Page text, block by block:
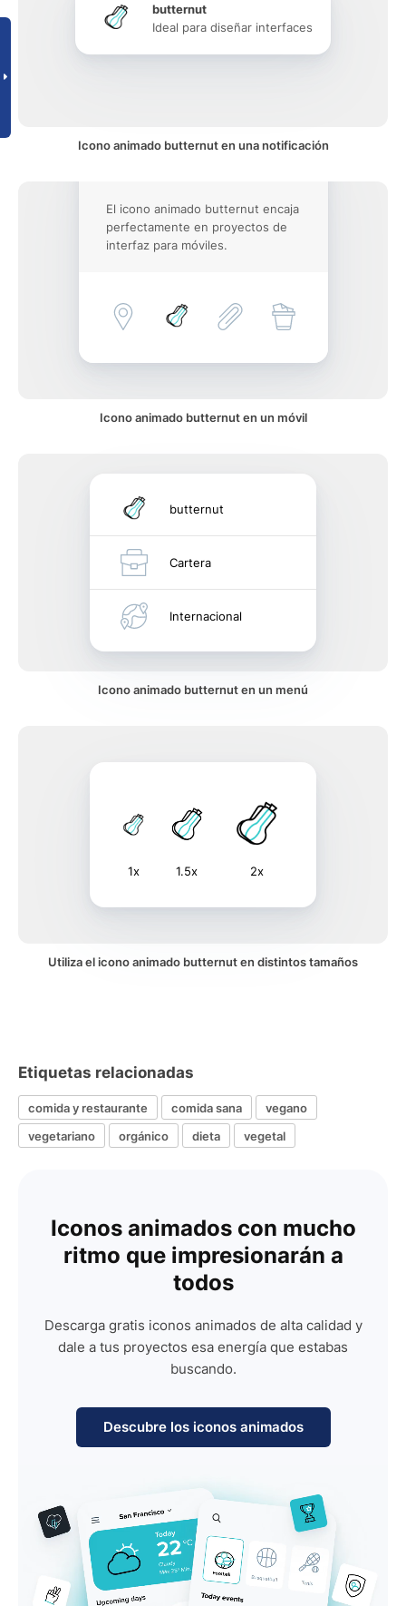
butternut
Ideal para diseñar interfaces
Icono animado butternut en una notificación
El icono animado butternut encaja
perfectamente en proyectos de
interfaz para móviles.
Icono animado butternut en un móvil
butternut
Cartera
Internacional
Icono animado butternut en un menú
1x 1.5x 2x
Utiliza el icono animado butternut en distintos tamaños
Etiquetas relacionadas
comida y restaurante comida sana
vegano
vegetariano
orgánico dieta vegetal
Iconos animados con mucho
ritmo que impresionarán a
todos
Descarga gratis iconos animados de alta calidad y
dale a tus proyectos esa energía que estabas
buscando.
Descubre los iconos animados